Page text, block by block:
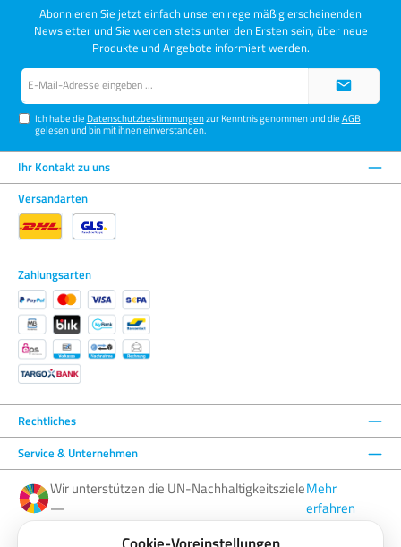
Abonnieren Sie jetzt einfach unseren regelmäßig erscheinenden
Newsletter und Sie werden stets unter den Ersten sein, über neue
Produkte und Angebote informiert werden.
Ich habe die Datenschutzbestimmungenzur Kenntnis genommen und dieAGB
gelesen und bin mit ihnen einverstanden.
Ihr Kontakt zu uns
Versandarten
Zahlungsarten
Rechtliches
Service & Unternehmen
Wir unterstützen die UN-Nachhaltigkeitsziele
—
Mehr
erfahren